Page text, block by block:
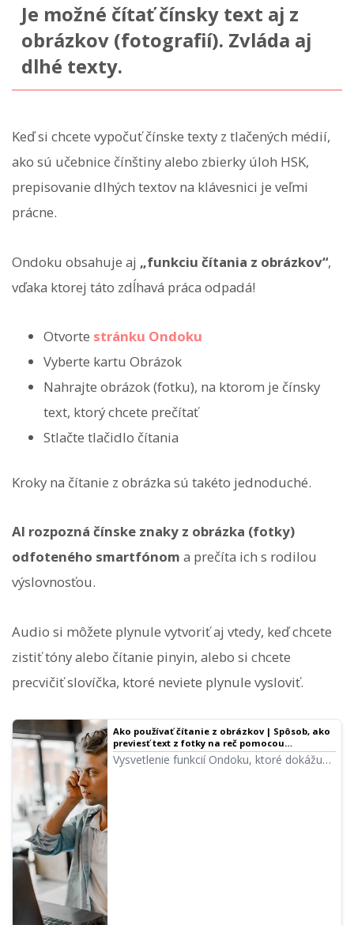
Je možné čítať čínsky text aj z
obrázkov (fotografií). Zvláda aj
dlhé texty.
Keď si chcete vypočuť čínske texty z tlačených médií,
ako sú učebnice čínštiny alebo zbierky úloh HSK,
prepisovanie dlhých textov na klávesnici je veľmi
prácne.
Ondoku obsahuje aj „funkciu čítania z obrázkov“,
vďaka ktorej táto zdĺhavá práca odpadá!
Otvorte stránku Ondoku
Vyberte kartu Obrázok
Nahrajte obrázok (fotku), na ktorom je čínsky
text, ktorý chcete prečítať
Stlačte tlačidlo čítania
Kroky na čítanie z obrázka sú takéto jednoduché.
AI rozpozná čínske znaky z obrázka (fotky)
odfoteného smartfónom a prečíta ich s rodilou
výslovnosťou.
Audio si môžete plynule vytvoriť aj vtedy, keď chcete
zistiť tóny alebo čítanie pinyin, alebo si chcete
precvičiť slovíčka, ktoré neviete plynule vysloviť.
Ako používať čítanie z obrázkov | Spôsob, ako
previesť text z fotky na reč pomocou
bezplatného OCR
Vysvetlenie funkcií Ondoku, ktoré dokážu